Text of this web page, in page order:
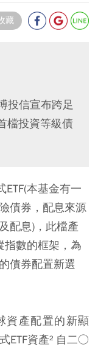
藏
投信宣布跨足
檔投資等級債
本基金有一
債券，配息來源
配息)， 此檔產
指數的框架，為
債券配置新選
資產配置的新顯
ETF資產² 自二○